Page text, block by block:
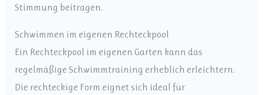
Stimmung beitragen.
Schwimmen im eigenen Rechteckpool
Ein Rechteckpool im eigenen Garten kann das
regelmäßige Schwimmtraining erheblich erleichtern.
Die rechteckige Form eignet sich ideal für